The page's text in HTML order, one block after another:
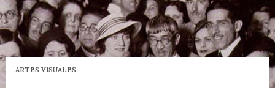
ARTES VISUALES